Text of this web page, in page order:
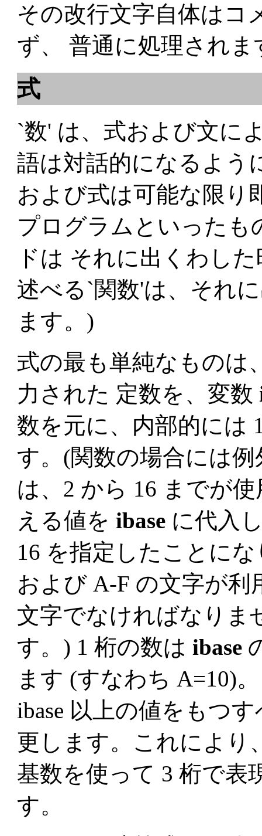
その改行文字自体はコ
ず、 普通に処理され
式
`数' は、式および文に
語は対話的になるよう
および式は可能な限り
プログラムといったも
ドは それに出くわし
述べる`関数'は、それ
ます。)
式の最も単純なものは
力された 定数を、変数
数を元に、内部的には
す。(関数の場合には
は、2 から 16 までが
える値を ibase に代入
16 を指定したことに
および A-F の文字が
文字でなければなりま
す。) 1 桁の数は ibase
ます (すなわち A=10)
ibase 以上の値をもつ
更します。これにより
基数を使って 3 桁で表
す。